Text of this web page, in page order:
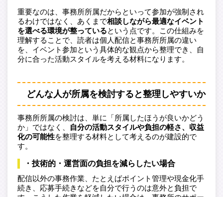
重要なのは、事務所所属だからといって参加が強制され
るわけではなく、あくまで相談しながら最適なイベント
を選べる環境が整っているという点です。この仕組みを
理解することで、読者は個人配信と事務所所属の違い
を、イベント参加という具体的な観点から整理でき、自
分に合った活動スタイルを考える材料になります。
どんな人が所属を検討すると整理しやすいか
事務所所属の検討は、単に「所属したほうが良いかどう
か」ではなく、
自分の活動スタイルや負担の軽さ、収益
化の可能性を整理する材料として考えるのが建設的で
す。
・技術的・運営面の負担を減らしたい場合
配信以外の事務作業、たとえばポイント管理や現金化手
続き、応募手続きなどを自分で行うのは意外と負担で